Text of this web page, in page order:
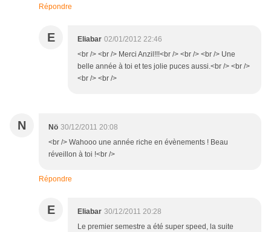
Répondre
E Eliabar 02/01/2012 22:46
<br /> <br /> Merci Anzil!!!<br /> <br /> <br /> Une
belle année à toi et tes jolie puces aussi.<br /> <br />
<br /> <br />
N Nö 30/12/2011 20:08
<br /> Wahooo une année riche en évènements ! Beau
réveillon à toi !<br />
Répondre
E Eliabar 30/12/2011 20:28
Le premier semestre a été super speed, la suite